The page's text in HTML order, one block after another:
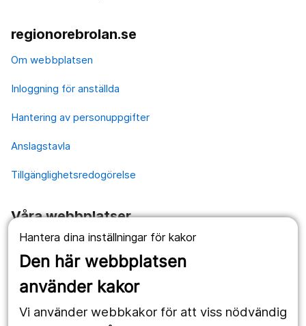
Hantera dina inställningar för kakor
Den här webbplatsen
använder kakor
Vi använder webbkakor för att viss nödvändig
regionorebrolan.se
Om webbplatsen
Inloggning för anställda
Hantering av personuppgifter
Anslagstavla
Tillgänglighetsredogörelse
Våra webbplatser
1177.se
Länstrafiken